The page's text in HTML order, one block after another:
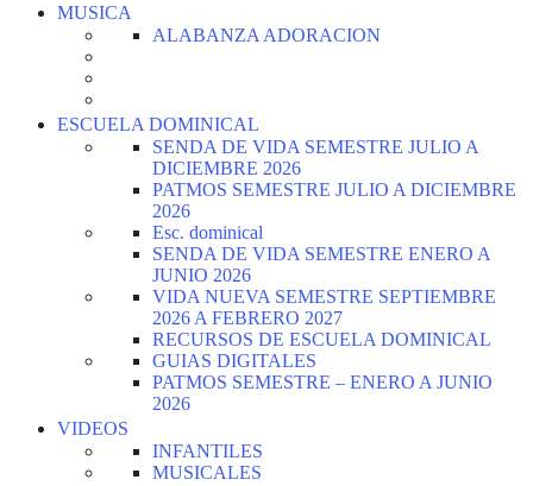
MUSICA
ALABANZA ADORACION
ESCUELA DOMINICAL
SENDA DE VIDA SEMESTRE JULIO A
DICIEMBRE 2026
PATMOS SEMESTRE JULIO A DICIEMBRE
2026
Esc. dominical
SENDA DE VIDA SEMESTRE ENERO A
JUNIO 2026
VIDA NUEVA SEMESTRE SEPTIEMBRE
2026 A FEBRERO 2027
RECURSOS DE ESCUELA DOMINICAL
GUIAS DIGITALES
PATMOS SEMESTRE – ENERO A JUNIO
2026
VIDEOS
INFANTILES
MUSICALES